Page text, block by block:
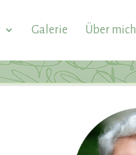
Galerie Über mich